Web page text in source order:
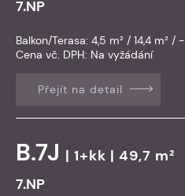
7.NP
Balkon/Terasa: 4,5 m² / 14,4 m² / -
Cena vč. DPH: Na vyžádání
Přejít na detail
B.7J | 1+kk | 49,7 m²
7.NP